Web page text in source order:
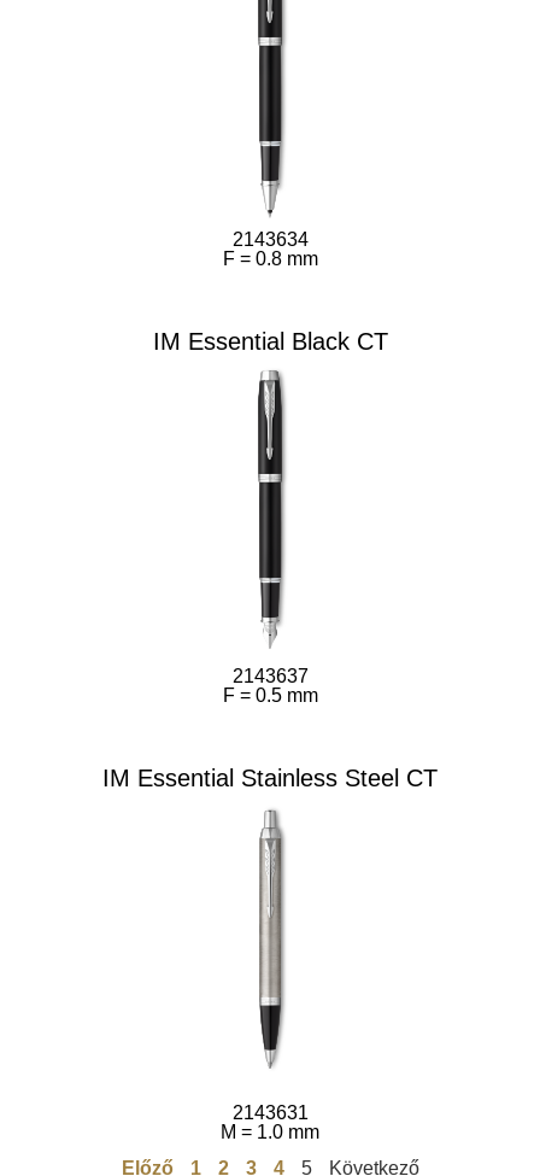
2143634
F = 0.8 mm
IM Essential Black CT
2143637
F = 0.5 mm
IM Essential Stainless Steel CT
2143631
M = 1.0 mm
Előző
1 2 3 4 5 Következő